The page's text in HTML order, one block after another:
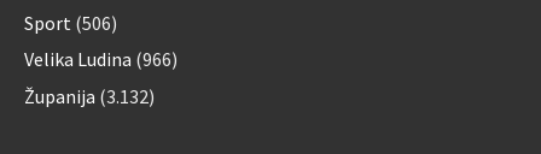
Sport (506)
Velika Ludina (966)
Županija (3.132)